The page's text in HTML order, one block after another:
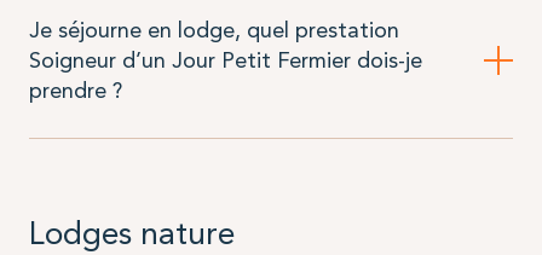
Je séjourne en lodge, quel prestation
Soigneur d’un Jour Petit Fermier dois-je
prendre ?
Lodges nature